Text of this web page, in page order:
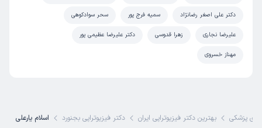
دکتر علی اصغر رضانژاد سمیه فرج پور سحر سوادکوهی
علیرضا نجاری زهرا قدوسی دکتر علیرضا عظیمی پور
مهناز خسروی
پزشکی بهترین دکتر فیزیوتراپی ایران دکتر فیزیوتراپی بجنورد اسلام یارعلی